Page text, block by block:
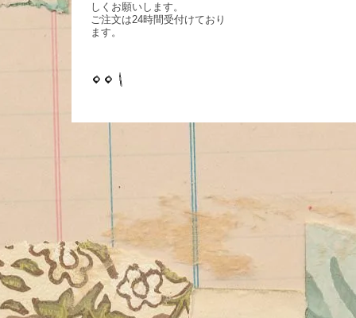
しくお願いします。
ご注文は24時間受付けており
ます。